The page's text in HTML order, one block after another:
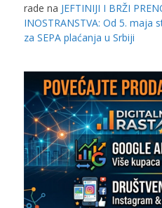
rade na JEFTINIJI I BRŽI
INOSTRANSTVA: Od 5. maja
za SEPA plaćanja u Srbiji